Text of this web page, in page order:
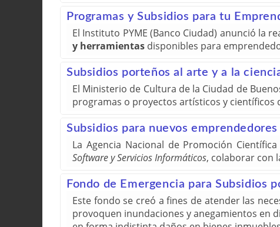
Programas y Subsidios para tu
El Instituto PYME (Banco Ciudad) anunció la
y herramientas disponibles para
Subsidios porteños al arte y a la
El Ministerio de Cultura de la Ciudad de
programas o proyectos artísticos y científicos
Subsidios para nuevos emprendedores
La Agencia Nacional de Promoción
Software y Servicios Informáticos, colaborar con
Fondo de Emergencia para Subsidios
Este fondo se creó a fines de atender las
provoquen inundaciones y anegamientos en